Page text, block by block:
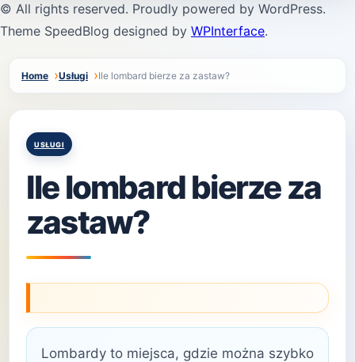
© All rights reserved. Proudly powered by WordPress.
Theme SpeedBlog designed by WPInterface.
Home Usługi Ile lombard bierze za zastaw?
Posted
USŁUGI
Ile lombard bierze za
zastaw?
Lombardy to miejsca, gdzie można szybko